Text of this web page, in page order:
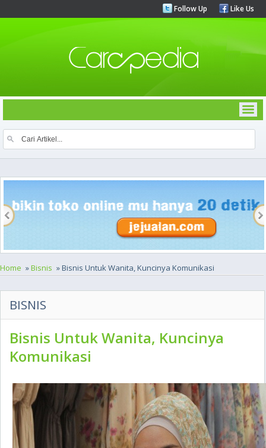
Follow Up Like Us
Home »Bisnis » Bisnis Untuk Wanita, Kuncinya Komunikasi
BISNIS
Bisnis Untuk Wanita, Kuncinya
Komunikasi